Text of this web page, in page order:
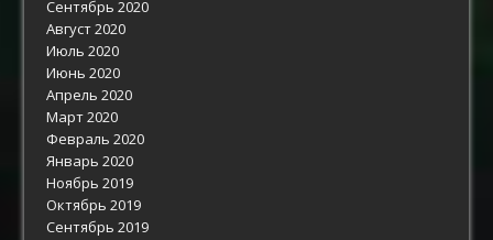
Сентябрь 2020
Август 2020
Июль 2020
Июнь 2020
Апрель 2020
Март 2020
Февраль 2020
Январь 2020
Ноябрь 2019
Октябрь 2019
Сентябрь 2019